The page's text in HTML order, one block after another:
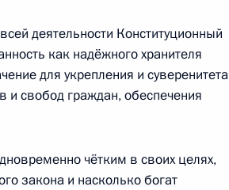
Валерием
деятельности Конституционный
как надёжного хранителя
для укрепления и суверенитета
свобод граждан, обеспечения
чётким в своих целях,
закона и насколько богат